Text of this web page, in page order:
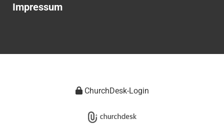
Impressum
ChurchDesk-Login